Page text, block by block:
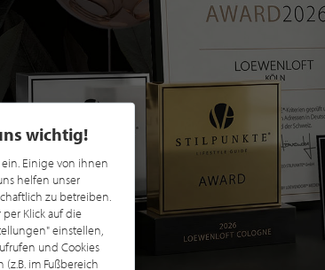
wichtig!
ein. Einige von ihnen
helfen unser
zu betreiben.
Klick auf die
einstellen,
und Cookies
im Fußbereich